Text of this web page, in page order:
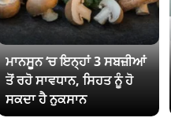
ਮਾਨਸੂਨ ‘ਚ ਇਨ੍ਹਾਂ 3 ਸਬਜ਼ੀਆਂ
ਤੋਂ ਰਹੋ ਸਾਵਧਾਨ, ਸਿਹਤ ਨੂੰ ਹੋ
ਸਕਦਾ ਹੈ ਨੁਕਸਾਨ